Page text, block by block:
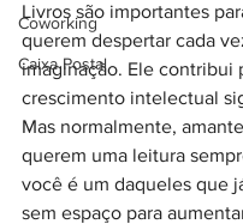
Coworking
Caixa Postal
Livros são importantes
querem despertar cada
imaginação. Ele contribui
crescimento intelectual
Mas normalmente,
querem uma leitura
você é um daqueles que
sem espaço para